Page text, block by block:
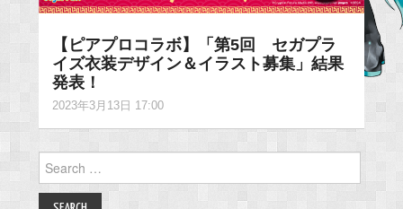
【ピアプロコラボ】「第5回 セガプラ
イズ衣装デザイン＆イラスト募集」結果
発表！
2023年3月13日 17:00
for: